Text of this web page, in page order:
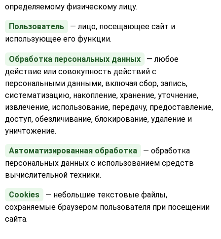
определяемому физическому лицу.
Пользователь
— лицо, посещающее сайт и
использующее его функции.
Обработка персональных данных
— любое
действие или совокупность действий с
персональными данными, включая сбор, запись,
систематизацию, накопление, хранение, уточнение,
извлечение, использование, передачу, предоставление,
доступ, обезличивание, блокирование, удаление и
уничтожение.
Автоматизированная обработка
— обработка
персональных данных с использованием средств
вычислительной техники.
Cookies
— небольшие текстовые файлы,
сохраняемые браузером пользователя при посещении
сайта.